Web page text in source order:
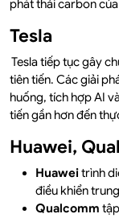
phát thải carbon
Tesla
Tesla tiếp tục gây
tiên tiến. Các giải
huống, tích hợp AI
tiến gần hơn đến
Huawei,
Huaweitrình
điều khiển
Qualcomm